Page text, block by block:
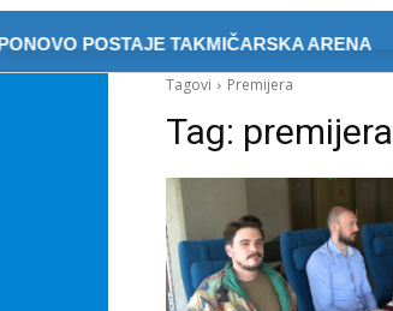
POSTAJE TAKMIČARSKA ARENA
Tagovi
Premijera
Tag: premijera